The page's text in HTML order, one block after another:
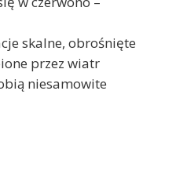
skalne, obrośnięte
przez wiatr
niesamowite